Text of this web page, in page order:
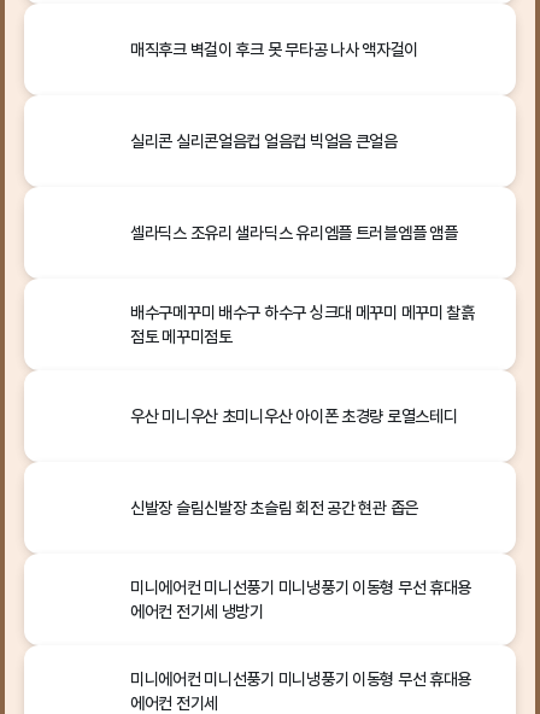
매직후크 벽걸이 후크 못 무타공 나사 액자걸이
실리콘 실리콘얼음컵 얼음컵 빅얼음 큰얼음
셀라딕스 조유리 샐라딕스 유리엠플 트러블엠플 앰플
배수구메꾸미 배수구 하수구 싱크대 메꾸미 메꾸미 찰흙
점토 메꾸미점토
우산 미니우산 초미니우산 아이폰 초경량 로열스테디
신발장 슬림신발장 초슬림 회전 공간 현관 좁은
미니에어컨 미니선풍기 미니냉풍기 이동형 무선 휴대용
에어컨 전기세 냉방기
미니에어컨 미니선풍기 미니냉풍기 이동형 무선 휴대용
에어컨 전기세